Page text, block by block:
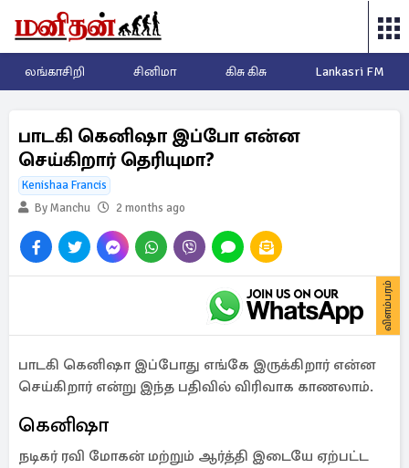
லங்காசிறி சினிமா கிசு கிசு Lankasri FM
பாடகி கெனிஷா இப்போ என்ன
செய்கிறார் தெரியுமா?
Kenishaa Francis
By Manchu
2 months ago
விளம்பரம்
பாடகி கெனிஷா இப்போது எங்கே இருக்கிறார் என்ன
செய்கிறார் என்று இந்த பதிவில் விரிவாக காணலாம்.
கெனிஷா
நடிகர் ரவி மோகன் மற்றும் ஆர்த்தி இடையே ஏற்பட்ட